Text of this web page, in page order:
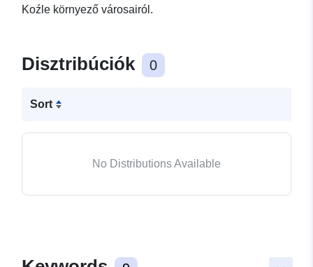
Koźle környező városairól.
Disztribúciók 0
Sort
No Distributions Available